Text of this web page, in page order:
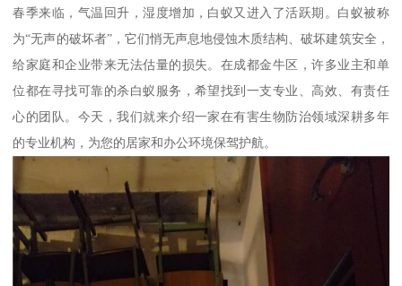
春季来临，气温回升，湿度增加，白蚁又进入了活跃期。白蚁被称
为“无声的破坏者”，它们悄无声息地侵蚀木质结构、破坏建筑安全，
给家庭和企业带来无法估量的损失。在成都金牛区，许多业主和单
位都在寻找可靠的杀白蚁服务，希望找到一支专业、高效、有责任
心的团队。今天，我们就来介绍一家在有害生物防治领域深耕多年
的专业机构，为您的居家和办公环境保驾护航。